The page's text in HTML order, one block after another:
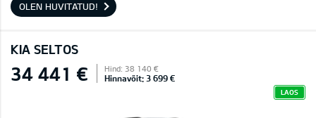
OLEN HUVITATUD!
KIA SELTOS
34 441 € Hind: 38 140 €
Hinnavõit: 3 699 €
LAOS